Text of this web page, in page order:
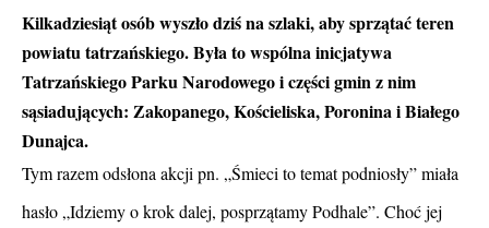
Kilkadziesiąt osób wyszło dziś na szlaki, aby sprzątać teren
powiatu tatrzańskiego. Była to wspólna inicjatywa
Tatrzańskiego Parku Narodowego i części gmin z nim
sąsiadujących: Zakopanego, Kościeliska, Poronina i Białego
Dunajca.
Tym razem odsłona akcji pn. „Śmieci to temat podniosły” miała
hasło „Idziemy o krok dalej, posprzątamy Podhale”. Choć jej